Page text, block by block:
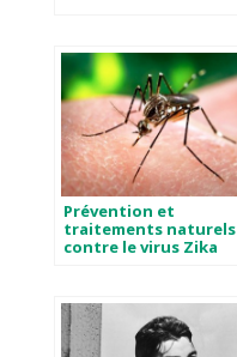
Prévention et
traitements naturels
contre le virus Zika